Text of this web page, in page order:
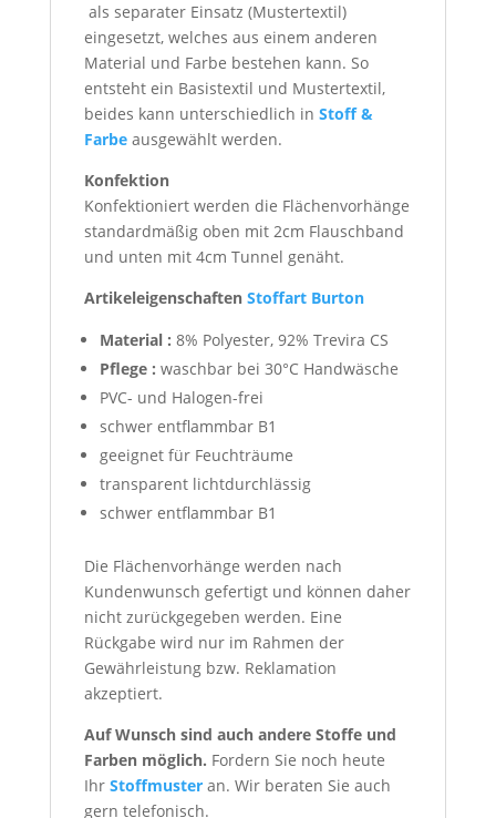
als separater Einsatz (Mustertextil)
eingesetzt, welches aus einem anderen
Material und Farbe bestehen kann. So
entsteht ein Basistextil und Mustertextil,
beides kann unterschiedlich in Stoff &
Farbeausgewählt werden.
Konfektion
Konfektioniert werden die Flächenvorhänge
standardmäßig oben mit 2cm Flauschband
und unten mit 4cm Tunnel genäht.
Artikeleigenschaften Stoffart Burton
Material : 8% Polyester, 92% Trevira CS
Pflege : waschbar bei 30°C Handwäsche
PVC- und Halogen-frei
schwer entflammbar B1
geeignet für Feuchträume
transparent lichtdurchlässig
schwer entflammbar B1
Die Flächenvorhänge werden nach
Kundenwunsch gefertigt und können daher
nicht zurückgegeben werden. Eine
Rückgabe wird nur im Rahmen der
Gewährleistung bzw. Reklamation
akzeptiert.
Auf Wunsch sind auch andere Stoffe und
Farben möglich. Fordern Sie noch heute
Ihr Stoffmuster an. Wir beraten Sie auch
gern telefonisch.